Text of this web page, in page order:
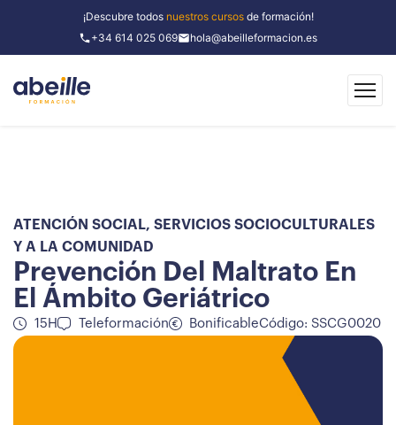
¡Descubre todos nuestros cursosde formación!
+34 614 025 069
hola@abeilleformacion.es
ATENCIÓN SOCIAL, SERVICIOS SOCIOCULTURALES
Y A LA COMUNIDAD
Prevención Del Maltrato En
El Ámbito Geriátrico
15H Teleformación BonificableCódigo: SSCG0020